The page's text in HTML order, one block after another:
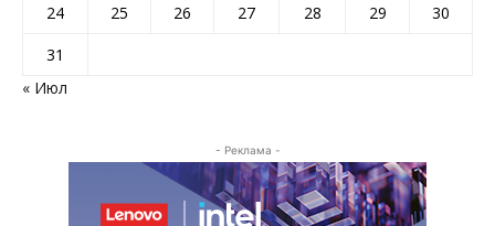
24
25 26 27 28 29
30
31
« Июл
- Реклама -